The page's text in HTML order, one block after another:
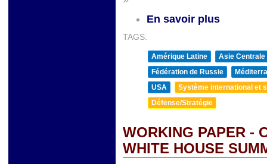
En savoir plus
TAGS:
Amérique Latine
Asie Centrale
Fédération de Russie
USA
Système international et
Défense/Stratégie
WORKING PAPER -
WHITE HOUSE